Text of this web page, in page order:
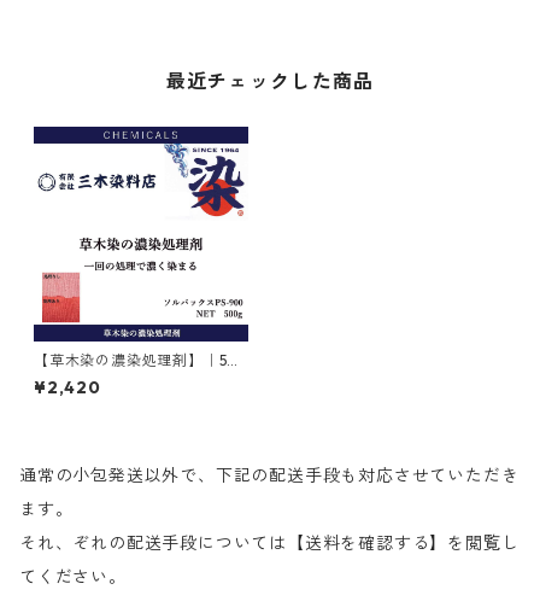
最近チェックした商品
【草木染の濃染処理剤】｜50
0g｜ソルバックスPSー900
¥2,420
通常の小包発送以外で、下記の配送手段も対応させていただき
ます。
それ、ぞれの配送手段については【送料を確認する】を閲覧し
てください。